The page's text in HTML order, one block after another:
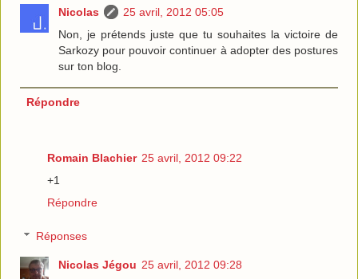
Nicolas
25 avril, 2012 05:05
Non, je prétends juste que tu souhaites la victoire de
Sarkozy pour pouvoir continuer à adopter des postures
sur ton blog.
Répondre
Romain Blachier 25 avril, 2012 09:22
+1
Répondre
Réponses
Nicolas Jégou 25 avril, 2012 09:28